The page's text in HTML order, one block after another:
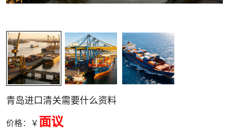
青岛进口清关需要什么资料
价格：￥ 面议